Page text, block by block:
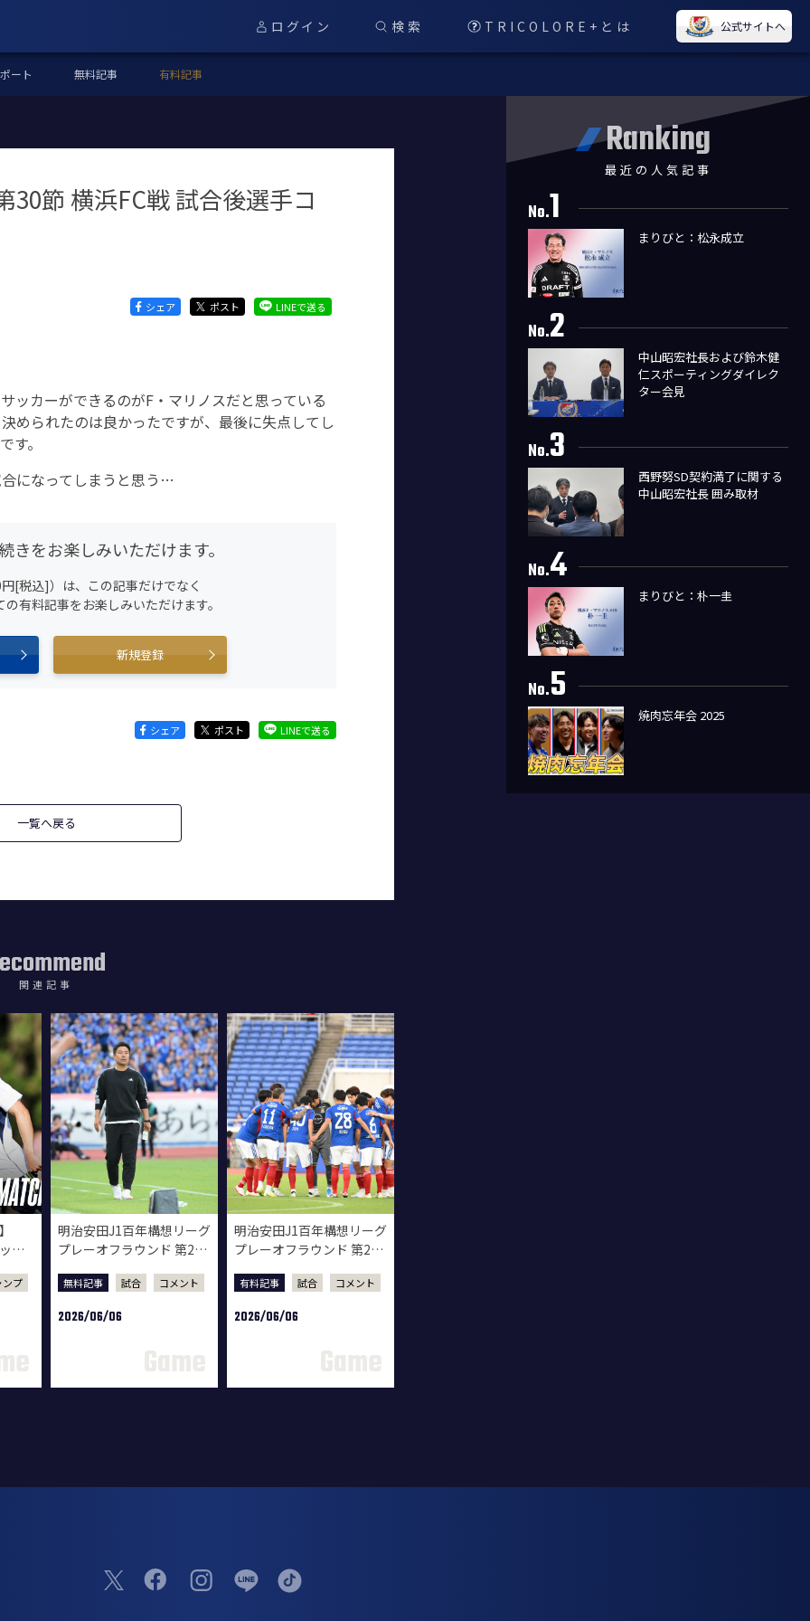
ログイン 検索 TRICOLORE+とは 公式サイトへ
ート 無料記事 有料記事
節 横浜FC戦 試合後選手コ
シェア ポスト LINEで送る
ッカーができるのがF・マリノスだと思っている
められたのは良かったですが、最後に失点してし
す。
になってしまうと思う…
きをお楽しみいただけます。
[税込]）は、この記事だけでなく
有料記事をお楽しみいただけます。
新規登録
シェア ポスト LINEで送る
一覧へ戻る
関連記事
チ
ンプ
明治安田J1百年構想リーグ
プレーオフラウンド 第2戦
監督会見
無料記事 試合 コメント
2026/06/06
明治安田J1百年構想リーグ
プレーオフラウンド 第2戦
選手コメント
有料記事 試合 コメント
2026/06/06
Ranking
最近の人気記事
No.1
まりびと：松永成立
No.2
中山昭宏社長および鈴木健
仁スポーティングダイレク
ター会見
No.3
西野努SD契約満了に関する
中山昭宏社長 囲み取材
No.4
まりびと：朴一圭
No.5
焼肉忘年会 2025